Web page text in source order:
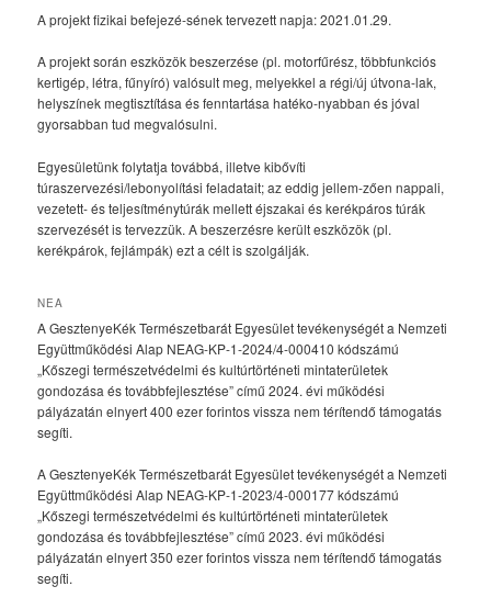
A projekt fizikai befejezé-sének tervezett napja: 2021.01.29.
A projekt során eszközök beszerzése (pl. motorfűrész, többfunkciós
kertigép, létra, fűnyíró) valósult meg, melyekkel a régi/új útvona-lak,
helyszínek megtisztítása és fenntartása hatéko-nyabban és jóval
gyorsabban tud megvalósulni.
Egyesületünk folytatja továbbá, illetve kibővíti
túraszervezési/lebonyolítási feladatait; az eddig jellem-zően nappali,
vezetett- és teljesítménytúrák mellett éjszakai és kerékpáros túrák
szervezését is tervezzük. A beszerzésre került eszközök (pl.
kerékpárok, fejlámpák) ezt a célt is szolgálják.
NEA
A GesztenyeKék Természetbarát Egyesület tevékenységét a Nemzeti
Együttműködési Alap NEAG-KP-1-2024/4-000410 kódszámú
„Kőszegi természetvédelmi és kultúrtörténeti mintaterületek
gondozása és továbbfejlesztése” című 2024. évi működési
pályázatán elnyert 400 ezer forintos vissza nem térítendő támogatás
segíti.
A GesztenyeKék Természetbarát Egyesület tevékenységét a Nemzeti
Együttműködési Alap NEAG-KP-1-2023/4-000177 kódszámú
„Kőszegi természetvédelmi és kultúrtörténeti mintaterületek
gondozása és továbbfejlesztése” című 2023. évi működési
pályázatán elnyert 350 ezer forintos vissza nem térítendő támogatás
segíti.